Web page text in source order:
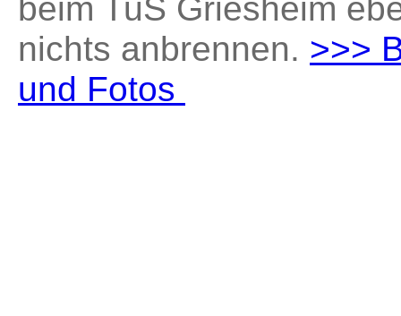
nichts anbrennen. >>>
und Fotos